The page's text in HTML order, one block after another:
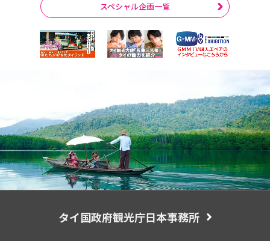
スペシャル企画一覧
タイ国政府観光庁日本事務所